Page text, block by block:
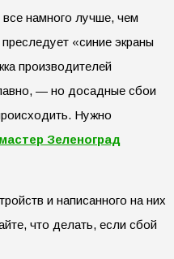
намного лучше, чем
«синие экраны
производителей
— но досадные сбои
Нужно
Зеленоград
и написанного на них
что делать, если сбой